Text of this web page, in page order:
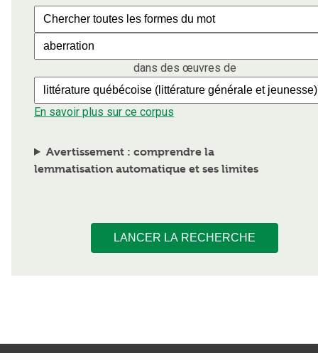
dans des œuvres de
En savoir plus sur ce corpus
Avertissement : comprendre la
lemmatisation automatique et ses limites
LANCER LA RECHERCHE